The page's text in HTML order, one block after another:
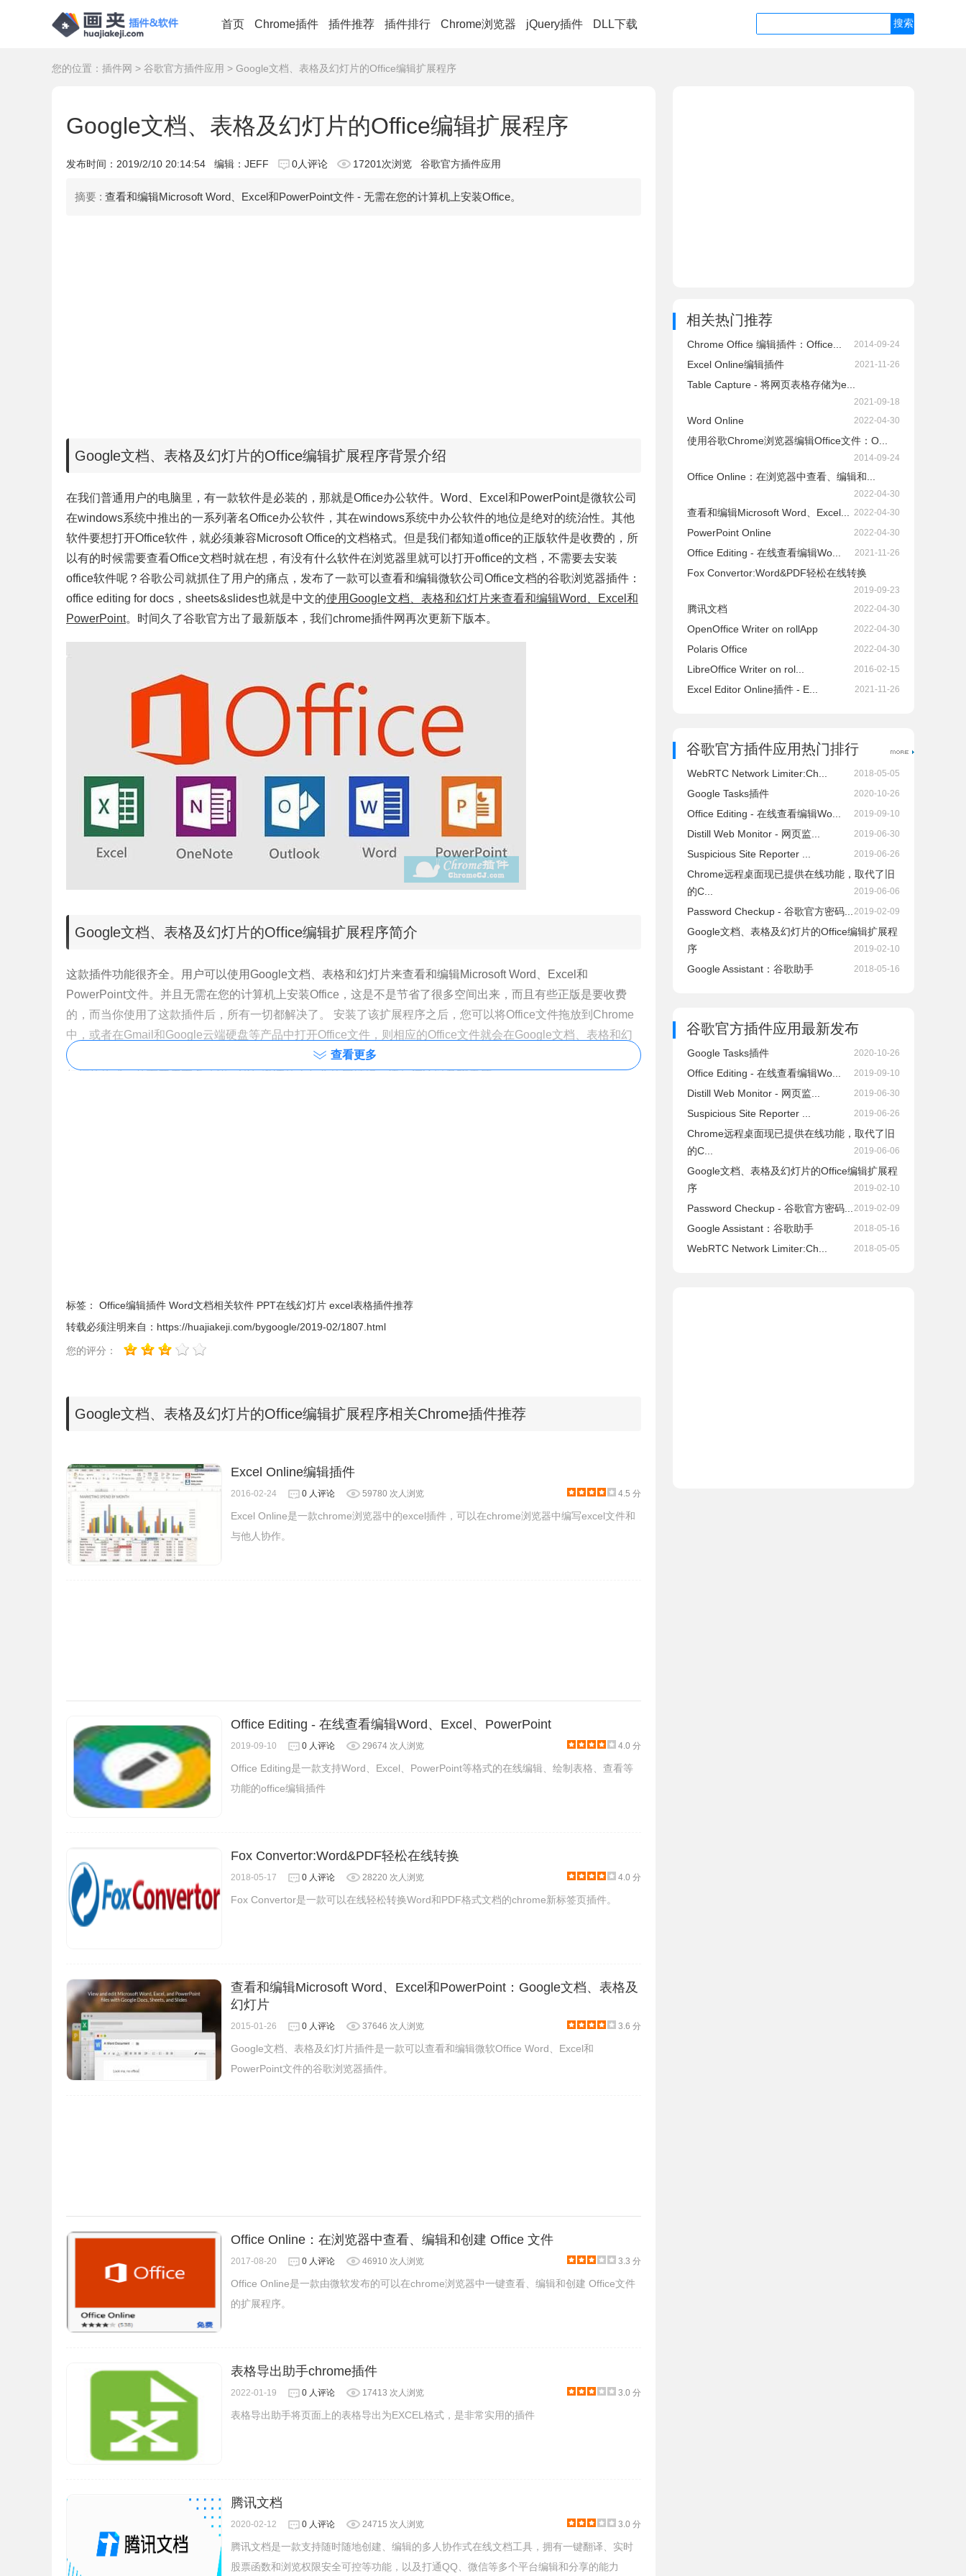
首页 Chrome插件 插件推荐 插件排行 Chrome浏览器 jQuery插件 DLL下载
您的位置： 插件网 > 谷歌官方插件应用 > Google文档、表格及幻灯片的Office编辑扩展程序
Google文档、表格及幻灯片的Office编辑扩展程序
发布时间： 2019/2/10 20:14:54 编辑：JEFF 0人评论 17201次浏览 谷歌官方插件应用
摘要 : 查看和编辑Microsoft Word、Excel和PowerPoint文件 - 无需在您的计算机上安装Office。
Google文档、表格及幻灯片的Office编辑扩展程序背景介绍
在我们普通用户的电脑里，有一款软件是必装的，那就是Office办公软件。Word、Excel和PowerPoint是微软公司
在windows系统中推出的一系列著名Office办公软件，其在windows系统中办公软件的地位是绝对的统治性。其他
软件要想打开Office软件，就必须兼容Microsoft Office的文档格式。但是我们都知道office的正版软件是收费的，所
以有的时候需要查看Office文档时就在想，有没有什么软件在浏览器里就可以打开office的文档，不需要去安装
office软件呢？谷歌公司就抓住了用户的痛点，发布了一款可以查看和编辑微软公司Office文档的谷歌浏览器插件：
office editing for docs，sheets&slides也就是中文的使用Google文档、表格和幻灯片来查看和编辑Word、Excel和
PowerPoint。时间久了谷歌官方出了最新版本，我们chrome插件网再次更新下版本。
Google文档、表格及幻灯片的Office编辑扩展程序简介
这款插件功能很齐全。用户可以使用Google文档、表格和幻灯片来查看和编辑Microsoft Word、Excel和
PowerPoint文件。并且无需在您的计算机上安装Office，这是不是节省了很多空间出来，而且有些正版是要收费
的，而当你使用了这款插件后，所有一切都解决了。 安装了该扩展程序之后，您可以将Office文件拖放到Chrome
中，或者在Gmail和Google云端硬盘等产品中打开Office文件，则相应的Office文件就会在Google文档、表格和幻
灯片中打开，供您查看和编辑。您可以按照原始Office格式保存每个文件，也可以将其转换为Google文档、表格或
幻灯片格式，从而开启更多功能，诸如邀请他人与您协同编辑、添加评论以及聊天等。
插件安装与使用
是最新版chrome浏览器下载可以参考chrome 67版本后无法拖拽离线
2.安装好了之后我们就可以开始使用了，右上角会出现该插件的图标，左键点击即可使用，会弹出菜单栏，分别是
word,ppt和excel表格。
3.您只需要在计算机中找到相应的Office文件，将拖动到Chrome中就可以使用Google office editing插件轻松打开
它，如图所示：
查看更多
标签： Office编辑插件 Word文档相关软件 PPT在线幻灯片 excel表格插件推荐
转载必须注明来自： https://huajiakeji.com/bygoogle/2019-02/1807.html
您的评分：
Google文档、表格及幻灯片的Office编辑扩展程序相关Chrome插件推荐
Excel Online编辑插件
2016-02-24 0 人评论 59780 次人浏览 4.5 分
Excel Online是一款chrome浏览器中的excel插件，可以在chrome浏览器中编写excel文件和
与他人协作。
Office Editing - 在线查看编辑Word、Excel、PowerPoint
2019-09-10 0 人评论 29674 次人浏览 4.0 分
Office Editing是一款支持Word、Excel、PowerPoint等格式的在线编辑、绘制表格、查看等
功能的office编辑插件
Fox Convertor:Word&PDF轻松在线转换
2018-05-17 0 人评论 28220 次人浏览 4.0 分
Fox Convertor是一款可以在线轻松转换Word和PDF格式文档的chrome新标签页插件。
查看和编辑Microsoft Word、Excel和PowerPoint：Google文档、表格及
幻灯片
2015-01-26 0 人评论 37646 次人浏览 3.6 分
Google文档、表格及幻灯片插件是一款可以查看和编辑微软Office Word、Excel和
PowerPoint文件的谷歌浏览器插件。
Office Online：在浏览器中查看、编辑和创建 Office 文件
2017-08-20 0 人评论 46910 次人浏览 3.3 分
Office Online是一款由微软发布的可以在chrome浏览器中一键查看、编辑和创建 Office文件
的扩展程序。
表格导出助手chrome插件
2022-01-19 0 人评论 17413 次人浏览 3.0 分
表格导出助手将页面上的表格导出为EXCEL格式，是非常实用的插件
腾讯文档
2020-02-12 0 人评论 24715 次人浏览 3.0 分
腾讯文档是一款支持随时随地创建、编辑的多人协作式在线文档工具，拥有一键翻译、实时
股票函数和浏览权限安全可控等功能，以及打通QQ、微信等多个平台编辑和分享的能力
相关热门推荐
Chrome Office 编辑插件：Office... 2014-09-24
Excel Online编辑插件 2021-11-26
Table Capture - 将网页表格存储为e...
2021-09-18
Word Online 2022-04-30
使用谷歌Chrome浏览器编辑Office文件：O...
2014-09-24
Office Online：在浏览器中查看、编辑和...
2022-04-30
查看和编辑Microsoft Word、Excel... 2022-04-30
PowerPoint Online 2022-04-30
Office Editing - 在线查看编辑Wo... 2021-11-26
Fox Convertor:Word&PDF轻松在线转换
2019-09-23
腾讯文档 2022-04-30
OpenOffice Writer on rollApp 2022-04-30
Polaris Office 2022-04-30
LibreOffice Writer on rol... 2016-02-15
Excel Editor Online插件 - E... 2021-11-26
谷歌官方插件应用热门排行
WebRTC Network Limiter:Ch... 2018-05-05
Google Tasks插件 2020-10-26
Office Editing - 在线查看编辑Wo... 2019-09-10
Distill Web Monitor - 网页监... 2019-06-30
Suspicious Site Reporter ... 2019-06-26
Chrome远程桌面现已提供在线功能，取代了旧
的C...
2019-06-06
Password Checkup - 谷歌官方密码... 2019-02-09
Google文档、表格及幻灯片的Office编辑扩展程
序
2019-02-10
Google Assistant：谷歌助手 2018-05-16
谷歌官方插件应用最新发布
Google Tasks插件 2020-10-26
Office Editing - 在线查看编辑Wo... 2019-09-10
Distill Web Monitor - 网页监... 2019-06-30
Suspicious Site Reporter ... 2019-06-26
Chrome远程桌面现已提供在线功能，取代了旧
的C...
2019-06-06
Google文档、表格及幻灯片的Office编辑扩展程
序
2019-02-10
Password Checkup - 谷歌官方密码... 2019-02-09
Google Assistant：谷歌助手 2018-05-16
WebRTC Network Limiter:Ch... 2018-05-05